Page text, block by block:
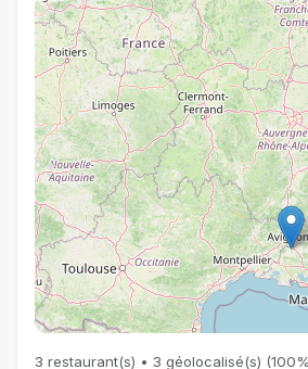
3 restaurant(s) • 3 géolocalisé(s)